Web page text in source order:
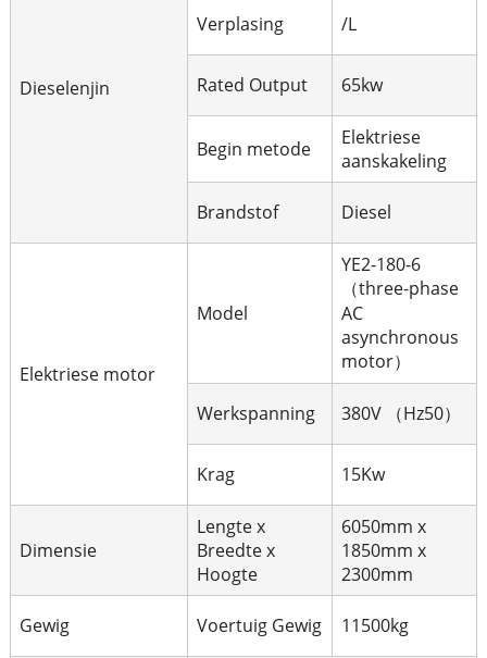
Dieselenjin
Verplasing /L
Rated Output 65kw
Begin metode
Elektriese
aanskakeling
Brandstof Diesel
Elektriese motor
Model
YE2-180-6
（three-phase
AC
asynchronous
motor）
Werkspanning 380V （Hz50）
Krag 15Kw
Dimensie
Lengte x
Breedte x
Hoogte
6050mm x
1850mm x
2300mm
Gewig Voertuig Gewig 11500kg